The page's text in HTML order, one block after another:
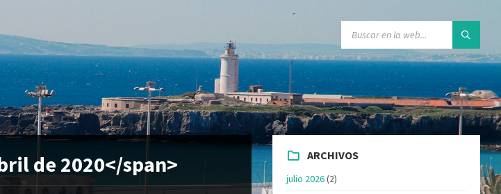
de 2020</span> ARCHIVOS
julio 2026(2)